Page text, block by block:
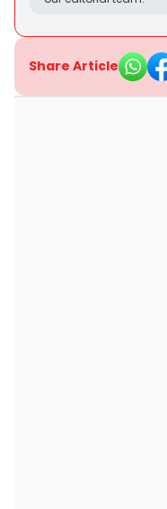
Share Article